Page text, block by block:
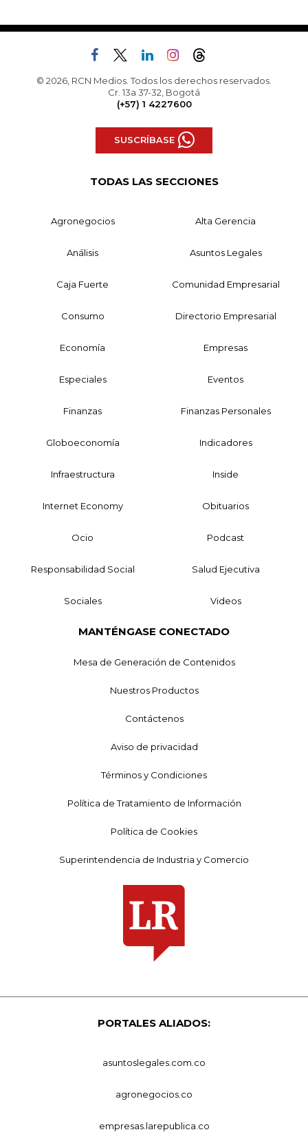
© 2026, RCN Medios. Todos los derechos reservados.
Cr. 13a 37-32, Bogotá
(+57) 1 4227600
SUSCRÍBASE
TODAS LAS SECCIONES
Agronegocios Alta Gerencia
Análisis Asuntos Legales
Caja Fuerte Comunidad Empresarial
Consumo Directorio Empresarial
Economía Empresas
Especiales Eventos
Finanzas Finanzas Personales
Globoeconomía Indicadores
Infraestructura Inside
Internet Economy Obituarios
Ocio Podcast
Responsabilidad Social Salud Ejecutiva
Sociales Videos
MANTÉNGASE CONECTADO
Mesa de Generación de Contenidos
Nuestros Productos
Contáctenos
Aviso de privacidad
Términos y Condiciones
Política de Tratamiento de Información
Política de Cookies
Superintendencia de Industria y Comercio
PORTALES ALIADOS:
asuntoslegales.com.co
agronegocios.co
empresas.larepublica.co